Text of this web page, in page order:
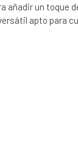
añadir un toque
apto para